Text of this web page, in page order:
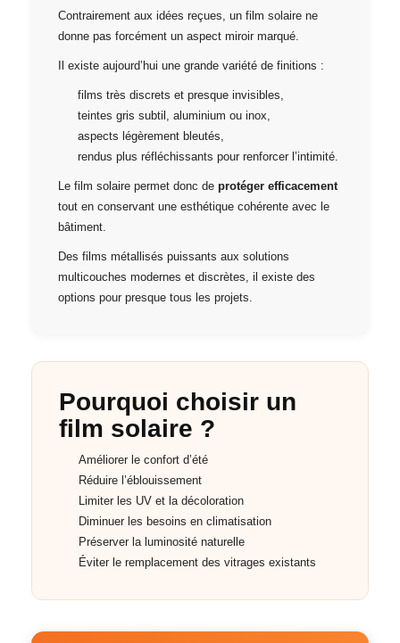
Contrairement aux idées reçues, un film solaire ne
donne pas forcément un aspect miroir marqué.
Il existe aujourd’hui une grande variété de finitions :
films très discrets et presque invisibles,
teintes gris subtil, aluminium ou inox,
aspects légèrement bleutés,
rendus plus réfléchissants pour renforcer l’intimité.
Le film solaire permet donc de protéger efficacement
tout en conservant une esthétique cohérente avec le
bâtiment.
Des films métallisés puissants aux solutions
multicouches modernes et discrètes, il existe des
options pour presque tous les projets.
Pourquoi choisir un
film solaire ?
Améliorer le confort d’été
Réduire l’éblouissement
Limiter les UV et la décoloration
Diminuer les besoins en climatisation
Préserver la luminosité naturelle
Éviter le remplacement des vitrages existants